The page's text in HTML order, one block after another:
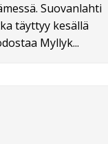
Suovanlahti
täyttyy kesällä
Myllyk...